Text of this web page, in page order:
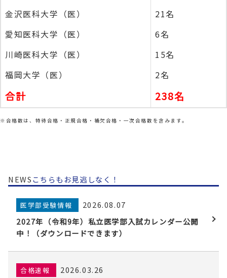
金沢医科大学（医）
21名
愛知医科大学（医）
6名
川崎医科大学（医）
15名
福岡大学（医）
2名
合計 238名
※合格数は、特待合格・正規合格・補欠合格・一次合格数を含みます。
NEWSこちらもお見逃しなく！
医学部受験情報
2026.08.07
2027年（令和9年）私立医学部入試カレンダー公開
中！（ダウンロードできます）
合格速報 2026.03.26